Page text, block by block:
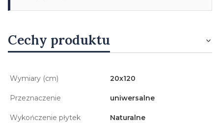
Cechy produktu
Wymiary (cm) 20x120
Przeznaczenie uniwersalne
Wykończenie płytek Naturalne